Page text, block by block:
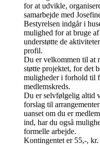
for at udvikle,
samarbejde med
Bestyrelsen indgår i
mulighed for at bruge
understøtte de
profil.
Du er velkommen til at
støtte projektet, for det
muligheder i forhold til
medlemskreds.
Du er selvfølgelig altid
forslag til
uanset om du er
ind, har du også
formelle arbejde.
Kontingentet er 55,-,